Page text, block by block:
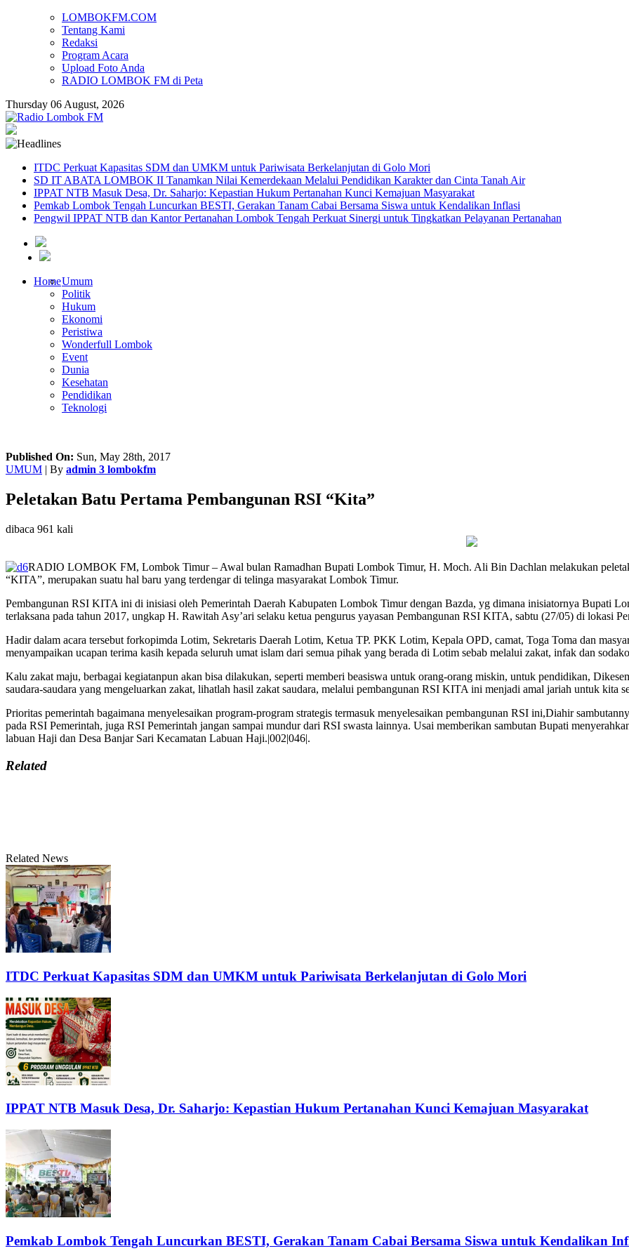
LOMBOKFM.COM
Tentang Kami
Redaksi
Program Acara
Upload Foto Anda
RADIO LOMBOK FM di Peta
Thursday 06 August, 2026
ITDC Perkuat Kapasitas SDM dan UMKM untuk Pariwisata Berkelanjutan di Golo Mori
SD IT ABATA LOMBOK II Tanamkan Nilai Kemerdekaan Melalui Pendidikan Karakter dan Cinta Tanah Air
IPPAT NTB Masuk Desa, Dr. Saharjo: Kepastian Hukum Pertanahan Kunci Kemajuan Masyarakat
Pemkab Lombok Tengah Luncurkan BESTI, Gerakan Tanam Cabai Bersama Siswa untuk Kendalikan Inflasi
Pengwil IPPAT NTB dan Kantor Pertanahan Lombok Tengah Perkuat Sinergi untuk Tingkatkan Pelayanan Pertanahan
HomeUmum
Politik
Hukum
Ekonomi
Peristiwa
Wonderfull Lombok
Event
Dunia
Kesehatan
Pendidikan
Teknologi
Published On: Sun, May 28th, 2017
UMUM | By admin 3 lombokfm
Peletakan Batu Pertama Pembangunan RSI “Kita”
dibaca 961 kali
RADIO LOMBOK FM, Lombok Timur – Awal bulan Ramadhan Bupati Lombok Timur, H. Moch. Ali Bin Dachlan melakukan
“KITA”, merupakan suatu hal baru yang terdengar di telinga masyarakat Lombok Timur.
Pembangunan RSI KITA ini di inisiasi oleh Pemerintah Daerah Kabupaten Lombok Timur dengan Bazda, yg dimana inisiatornya Bupati
terlaksana pada tahun 2017, ungkap H. Rawitah Asy’ari selaku ketua pengurus yayasan Pembangunan RSI KITA, sabtu (27/05) di lokasi
Hadir dalam acara tersebut forkopimda Lotim, Sekretaris Daerah Lotim, Ketua TP. PKK Lotim, Kepala OPD, camat, Toga Toma dan
menyampaikan ucapan terima kasih kepada seluruh umat islam dari semua pihak yang berada di Lotim sebab melalui zakat, infak dan
Kalu zakat maju, berbagai kegiatanpun akan bisa dilakukan, seperti memberi beasiswa untuk orang-orang miskin, untuk pendidikan,
saudara-saudara yang mengeluarkan zakat, lihatlah hasil zakat saudara, melalui pembangunan RSI KITA ini menjadi amal jariah untuk kita
Prioritas pemerintah bagaimana menyelesaikan program-program strategis termasuk menyelesaikan pembangunan RSI ini,Diahir
pada RSI Pemerintah, juga RSI Pemerintah jangan sampai mundur dari RSI swasta lainnya. Usai memberikan sambutan Bupati
labuan Haji dan Desa Banjar Sari Kecamatan Labuan Haji.|002|046|.
Related
Related News
ITDC Perkuat Kapasitas SDM dan UMKM untuk Pariwisata Berkelanjutan di Golo Mori
IPPAT NTB Masuk Desa, Dr. Saharjo: Kepastian Hukum Pertanahan Kunci Kemajuan Masyarakat
Pemkab Lombok Tengah Luncurkan BESTI, Gerakan Tanam Cabai Bersama Siswa untuk Kendalikan